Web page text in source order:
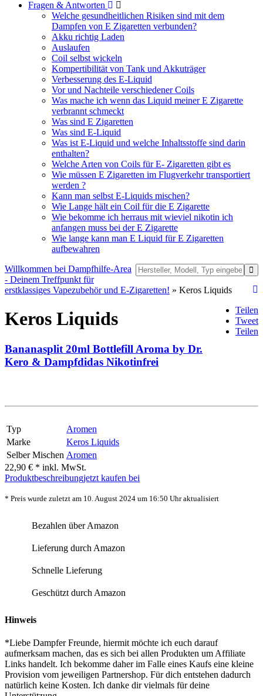
Fragen & Antworten
Welche gesundheitlichen Risiken sind mit dem
Dampfen von E Zigaretten verbunden?
Akku richtig Laden
Auslaufen
Coil selbst wickeln
Kompertibilität von Tank und Akkuträger
Verbesserung des E-Liquid
Vor und Nachteile verschiedener Coils
Was mache ich wenn das Liquid meiner E Zigarette
verbrannt schmeckt
Was sind E Zigaretten
Was sind E-Liquid
Was ist E-Liquid und welche Inhaltsstoffe sind darin
enthalten?
Welche Arten von Coils für E- Zigaretten gibt es
Wie müssen E Zigaretten im Flugverkehr transportiert
werden ?
Kann man selbst E-Liquids mischen?
Wie Lange hält ein Coil für die E Zigarette
Wie bekomme ich herraus mit wieviel nikotin ich
anfangen muss bei der E Zigarette
Wie lange kann man E Liquid für E Zigaretten
aufbewahren
Willkommen bei Dampfhilfe-Area
- Deinem Treffpunkt für
erstklassiges Vapezubehör und E-Zigaretten! » Keros Liquids
Teilen
Tweet
Teilen
Keros Liquids
Bananasplit 20ml Bottlefill Aroma by Dr.
Kero & Dampfdidas Nikotinfrei
Typ
Aromen
Marke
Keros Liquids
Selber Mischen Aromen
22,90 € * inkl. MwSt.
Produktbeschreibungjetzt kaufen bei
* Preis wurde zuletzt am 10. August 2024 um 16:50 Uhr aktualisiert
Bezahlen über Amazon
Lieferung durch Amazon
Schnelle Lieferung
Geschützt durch Amazon
Hinweis
*Liebe Dampfer Freunde, hiermit möchte ich euch darauf
aufmerksam machen, das es sich bei allen Produkten um Affiliate
Links handelt. Ich bekomme daher im Falle eines Kaufs eine kleine
Provision vom jeweiligen Partnershop. Für dich entstehen dadurch
natürlich keine Kosten. Ich danke dir vielmals für deine